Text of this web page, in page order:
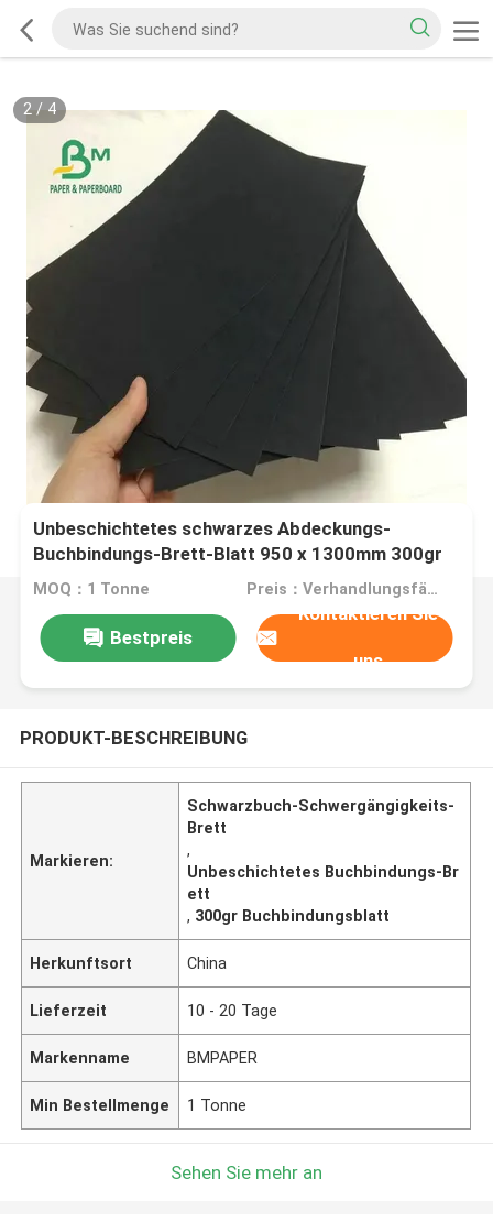
2/ 4
Unbeschichtetes schwarzes Abdeckungs-
Buchbindungs-Brett-Blatt 950 x 1300mm 300gr
350gr 400gr
MOQ：1 Tonne Preis：Verhandlungsfähig
Bestpreis
Kontaktieren Sie
uns
PRODUKT-BESCHREIBUNG
Markieren:
Schwarzbuch-Schwergängigkeits-
Brett
,
Unbeschichtetes Buchbindungs-Br
ett
, 300gr Buchbindungsblatt
Herkunftsort China
Lieferzeit 10 - 20 Tage
Markenname BMPAPER
Min Bestellmenge 1 Tonne
Sehen Sie mehr an